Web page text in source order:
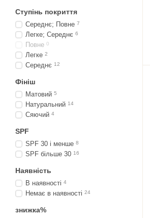
Ступінь покриття
Середнє; Повне 7
Легке; Середнє 6
Повне 0
Легке 2
Середнє 12
Фініш
Матовий 5
Натуральний 14
Сяючий 4
SPF
SPF 30 і менше 8
SPF більше 30 16
Наявність
В наявності 4
Немає в наявності 24
знижка%